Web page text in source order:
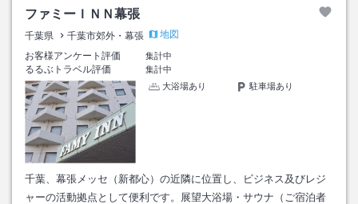
ファミーＩＮＮ幕張
千葉県 千葉市郊外・幕張
地図
お客様アンケート評価
集計中
るるぶトラベル評価
集計中
大浴場あり
駐車場あり
千葉、幕張メッセ（新都心）の近隣に位置し、ビジネス及びレジ
ャーの活動拠点として便利です。展望大浴場・サウナ（ご宿泊者